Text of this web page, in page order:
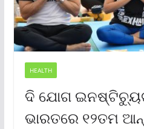
HEALTH
ଦି ଯୋଗ
ଭାରତରେ ୧୨ତମ